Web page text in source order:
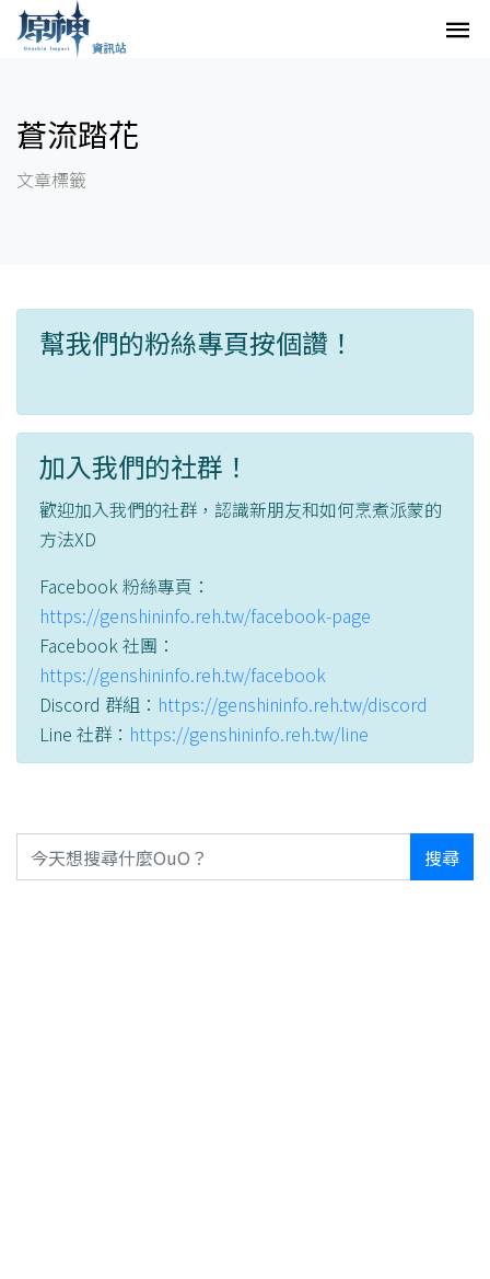
蒼流踏花
文章標籤
幫我們的粉絲專頁按個讚！
加入我們的社群！
歡迎加入我們的社群，認識新朋友和如何烹煮派蒙的
方法XD
Facebook 粉絲專頁：
https://genshininfo.reh.tw/facebook-page
Facebook 社團：
https://genshininfo.reh.tw/facebook
Discord 群組： https://genshininfo.reh.tw/discord
Line 社群： https://genshininfo.reh.tw/line
搜尋